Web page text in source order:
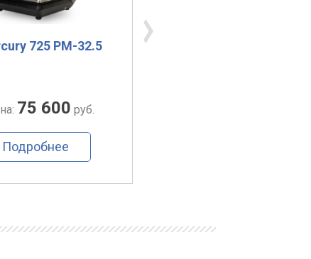
725 PM-32.5
75 600 руб.
Подробнее